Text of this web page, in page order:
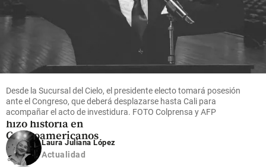
Deportes
De reina del salto
alto a dueña de las
vallas: María
Fernanda Murillo
hizo historia en
Centroamericanos
share
Desde la Sucursal del Cielo, el presidente electo tomará posesión
ante el Congreso, que deberá desplazarse hasta Cali para
acompañar el acto de investidura. FOTO Colprensa y AFP
Laura Juliana López
Actualidad